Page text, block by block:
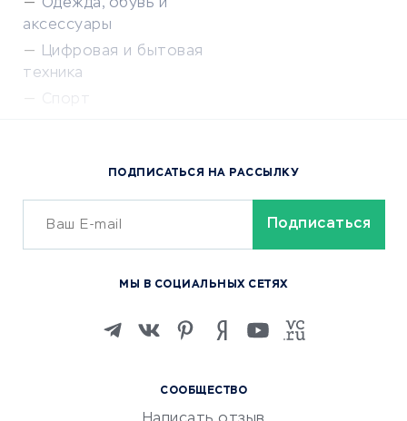
Одежда, обувь и
аксессуары
Цифровая и бытовая
техника
Спорт
Сервисы доставки
ОБУЧЕНИЕ И РАБОТА
Изучение иностранных
Маркетинг и продажи
СООБЩЕСТВО
ПОДПИСАТЬСЯ НА РАССЫЛКУ
МЫ В СОЦИАЛЬНЫХ СЕТЯХ